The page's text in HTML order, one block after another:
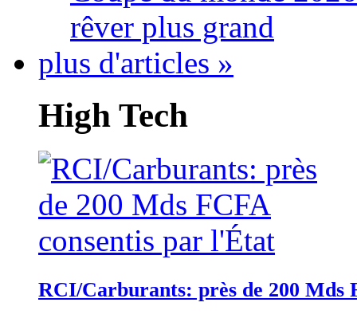
rêver plus grand
plus d'articles »
High Tech
RCI/Carburants: près de 200 Mds